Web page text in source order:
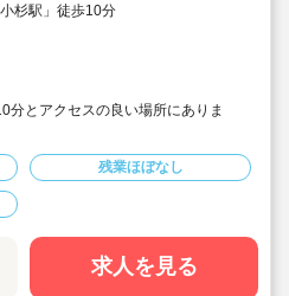
杉駅」徒歩10分
分とアクセスの良い場所にありま
！メリハリつけて勤務できる求人で
サルタントが就業サポートしていま
残業ほぼなし
求人を見る